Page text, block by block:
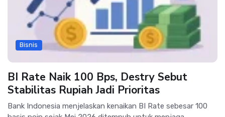
Bisnis
BI Rate Naik 100 Bps, Destry Sebut
Stabilitas Rupiah Jadi Prioritas
Bank Indonesia menjelaskan kenaikan BI Rate sebesar 100